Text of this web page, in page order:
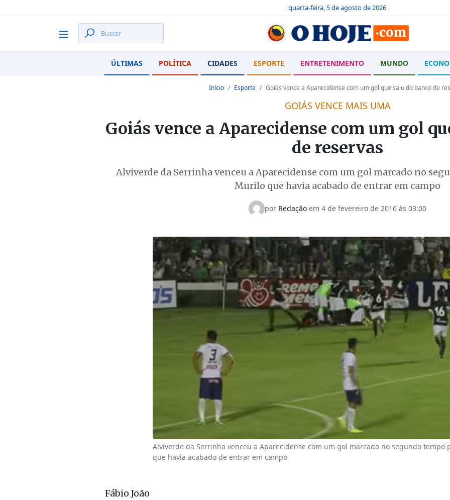
quarta-feira, 5 de agosto de 2026
ÚLTIMAS POLÍTICA CIDADES ESPORTE ENTRETENIMENTO MUNDO
Início Esporte Goiás vence a Aparecidense com um gol que saiu do banco de
GOIÁS VENCE MAIS UMA
Goiás vence a Aparecidense com um gol
de reservas
Alviverde da Serrinha venceu a Aparecidense com um gol marcado no
Murilo que havia acabado de entrar em campo
por Redaçãoem 4 de fevereiro de 2016 às 03:00
Alviverde da Serrinha venceu a Aparecidense com um gol marcado no segundo tempo
que havia acabado de entrar em campo
Fábio João